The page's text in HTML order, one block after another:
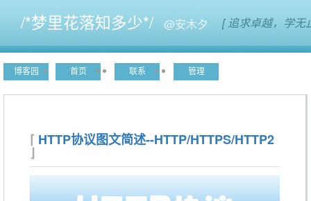
/*梦里花落知多少*/ [ 追求卓越，学无
博客园 首页 联系 管理
HTTP协议图文简述--HTTP/HTTPS/HTTP2